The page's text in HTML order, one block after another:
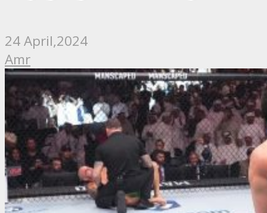
24 April,2024
Amr